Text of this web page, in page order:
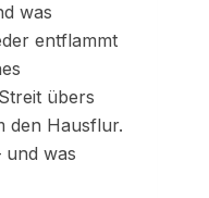
was
entflammt
übers
den Hausflur.
und was